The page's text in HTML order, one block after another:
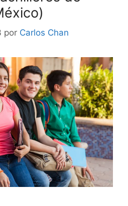
por Carlos Chan